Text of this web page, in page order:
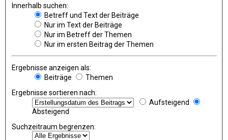
Innerhalb suchen:
Betreff und Text der Beiträge
Nur im Text der Beiträge
Nur im Betreff der Themen
Nur im ersten Beitrag der Themen
Ergebnisse anzeigen als:
Beiträge
Themen
Ergebnisse sortieren nach:
Aufsteigend
Absteigend
Suchzeitraum begrenzen: